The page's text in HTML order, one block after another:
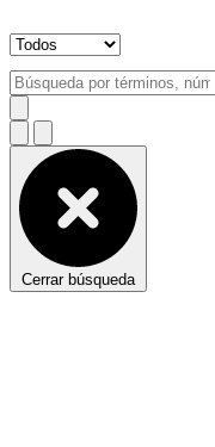
Cerrar búsqueda